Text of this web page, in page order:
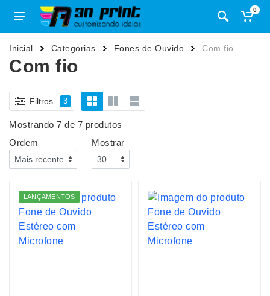
0
Inicial Categorias Fones de Ouvido Com fio
Com fio
Filtros 3
Mostrando 7 de 7 produtos
Ordem
Mostrar
LANÇAMENTOS